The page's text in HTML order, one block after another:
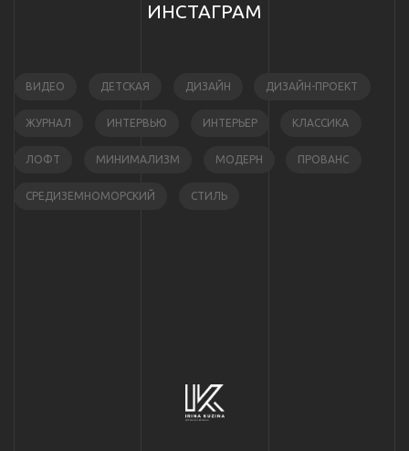
ИНСТАГРАМ
ВИДЕО ДЕТСКАЯ ДИЗАЙН ДИЗАЙН-ПРОЕКТ
ЖУРНАЛ ИНТЕРВЬЮ ИНТЕРЬЕР КЛАССИКА
ЛОФТ МИНИМАЛИЗМ МОДЕРН ПРОВАНС
СРЕДИЗЕМНОМОРСКИЙ СТИЛЬ